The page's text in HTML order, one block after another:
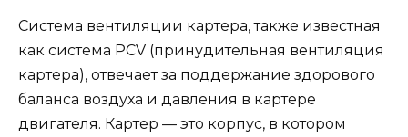
Система вентиляции картера, также известная
как система PCV (принудительная вентиляция
картера), отвечает за поддержание здорового
баланса воздуха и давления в картере
двигателя. Картер — это корпус, в котором